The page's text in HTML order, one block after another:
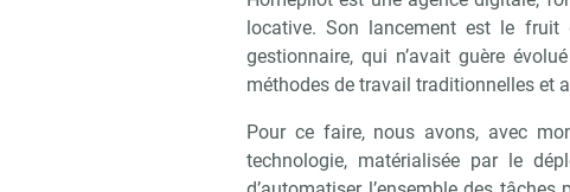
locative. Son lancement est le fruit
gestionnaire, qui n’avait guère
méthodes de travail traditionnelles et
Pour ce faire, nous avons, avec
technologie, matérialisée par le